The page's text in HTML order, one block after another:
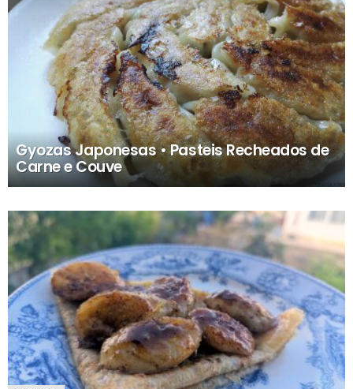
Gyozas Japonesas • Pasteis Recheados de
Carne e Couve
MAIS
ARTIGOS